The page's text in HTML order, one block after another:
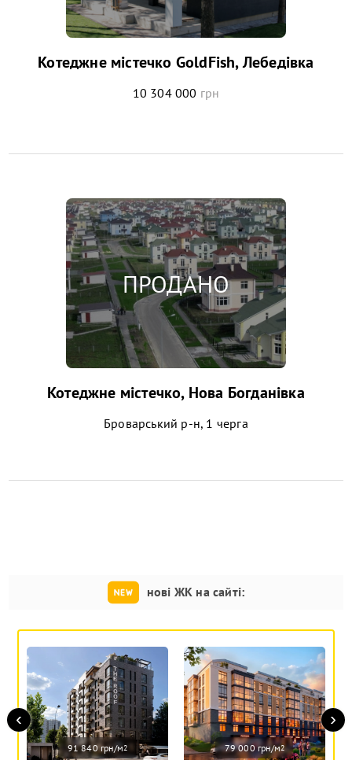
Котеджне містечко GoldFish, Лебедівка
10 304 000 грн
Котеджне містечко, Нова Богданівка
Броварський р-н, 1 черга
нові ЖК на сайті:
91 840 грн/м2 79 000 грн/м2
‹ ›